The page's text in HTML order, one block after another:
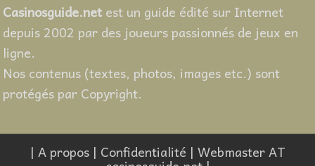
Casinosguide.netest un guide édité sur Internet
depuis 2002 par des joueurs passionnés de jeux en
ligne.
Nos contenus (textes, photos, images etc.) sont
protégés par Copyright.
| A propos| Confidentialité | Webmaster AT